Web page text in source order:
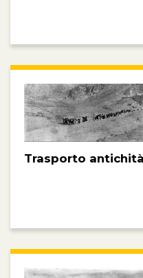
Trasporto antichità